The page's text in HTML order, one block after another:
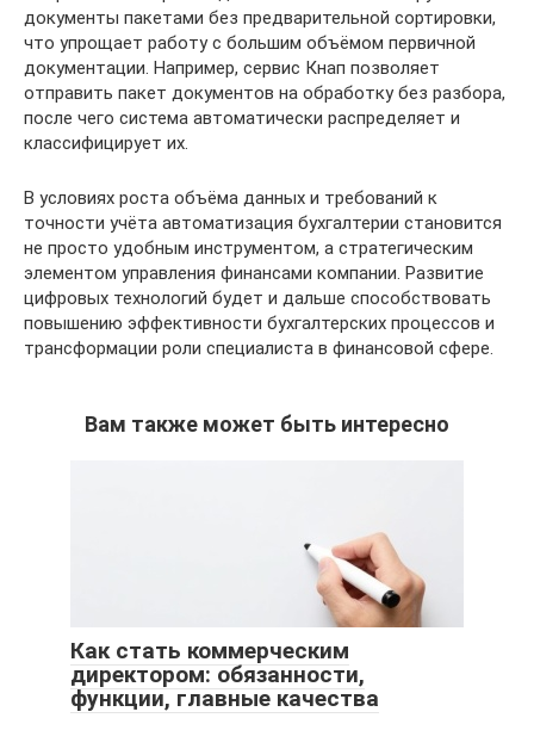
документы пакетами без предварительной сортировки,
что упрощает работу с большим объёмом первичной
документации. Например, сервис Кнап позволяет
отправить пакет документов на обработку без разбора,
после чего система автоматически распределяет и
классифицирует их.
В условиях роста объёма данных и требований к
точности учёта автоматизация бухгалтерии становится
не просто удобным инструментом, а стратегическим
элементом управления финансами компании. Развитие
цифровых технологий будет и дальше способствовать
повышению эффективности бухгалтерских процессов и
трансформации роли специалиста в финансовой сфере.
Вам также может быть интересно
Как стать коммерческим
директором: обязанности,
функции, главные качества